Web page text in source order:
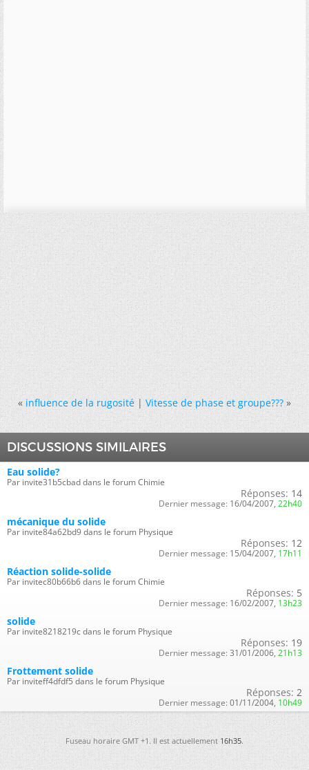
« influence de la rugosité|Vitesse de phase et groupe??? »
DISCUSSIONS SIMILAIRES
Eau solide?
Par invite31b5cbad dans le forum Chimie
Réponses: 14
Dernier message: 16/04/2007, 22h40
mécanique du solide
Par invite84a62bd9 dans le forum Physique
Réponses: 12
Dernier message: 15/04/2007, 17h11
Réaction solide-solide
Par invitec80b66b6 dans le forum Chimie
Réponses: 5
Dernier message: 16/02/2007, 13h23
solide
Par invite8218219c dans le forum Physique
Réponses: 19
Dernier message: 31/01/2006, 21h13
Frottement solide
Par inviteff4dfdf5 dans le forum Physique
Réponses: 2
Dernier message: 01/11/2004, 10h49
Fuseau horaire GMT +1. Il est actuellement16h35.